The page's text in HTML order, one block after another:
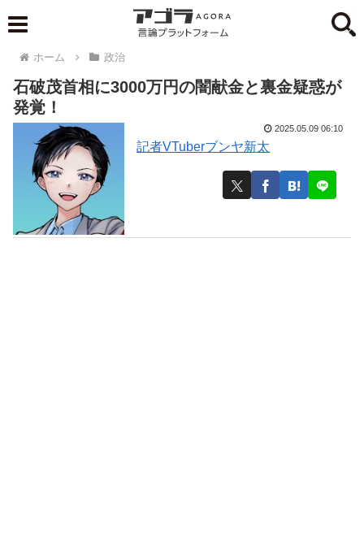
ホーム 政治
石破茂首相に3000万円の闇献金と裏金疑惑が
発覚！
記者VTuberブンヤ新太
2025.05.09 06:10